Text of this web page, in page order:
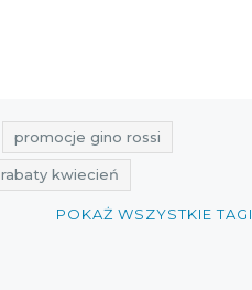
promocje gino rossi
rabaty kwiecień
okazje buty
POKAŻ WSZYSTKIE TAGI